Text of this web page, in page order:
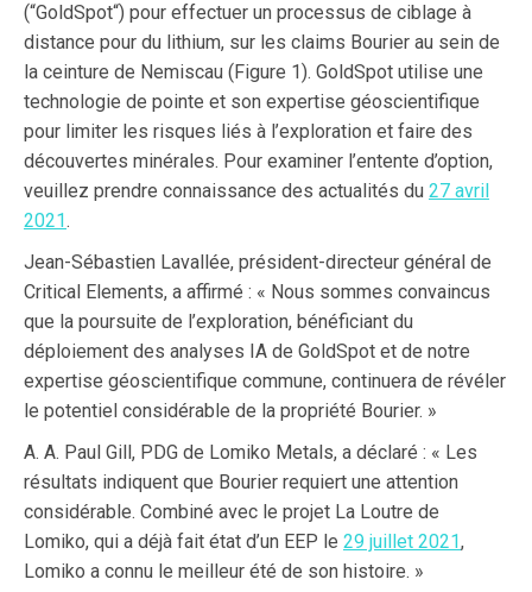
(“GoldSpot“) pour effectuer un processus de ciblage à
distance pour du lithium, sur les claims Bourier au sein de
la ceinture de Nemiscau (Figure 1). GoldSpot utilise une
technologie de pointe et son expertise géoscientifique
pour limiter les risques liés à l’exploration et faire des
découvertes minérales. Pour examiner l’entente d’option,
veuillez prendre connaissance des actualités du 27 avril
2021.
Jean-Sébastien Lavallée, président-directeur général de
Critical Elements, a affirmé : « Nous sommes convaincus
que la poursuite de l’exploration, bénéficiant du
déploiement des analyses IA de GoldSpot et de notre
expertise géoscientifique commune, continuera de révéler
le potentiel considérable de la propriété Bourier. »
A. A. Paul Gill, PDG de Lomiko Metals, a déclaré : « Les
résultats indiquent que Bourier requiert une attention
considérable. Combiné avec le projet La Loutre de
Lomiko, qui a déjà fait état d’un EEP le 29 juillet 2021,
Lomiko a connu le meilleur été de son histoire. »